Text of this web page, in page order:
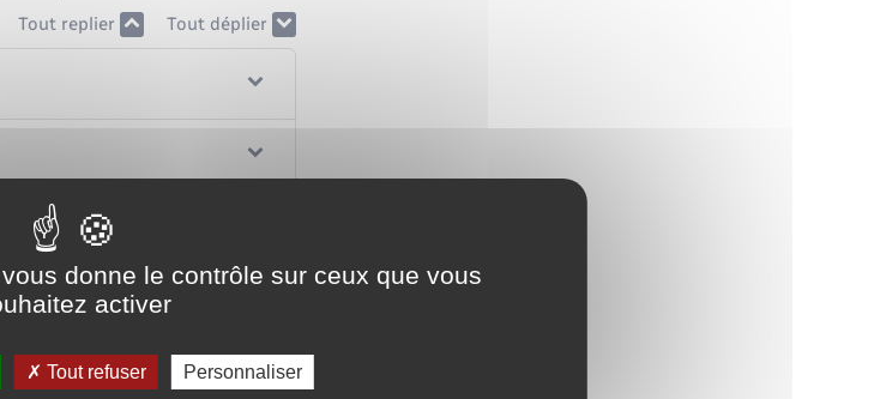
Tout replier Tout déplier
donne le contrôle sur ceux que vous
activer
Tout refuser Personnaliser